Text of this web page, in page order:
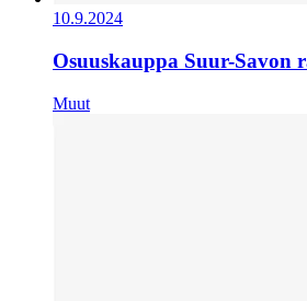
10.9.2024
Osuuskauppa Suur-Savon
Muut